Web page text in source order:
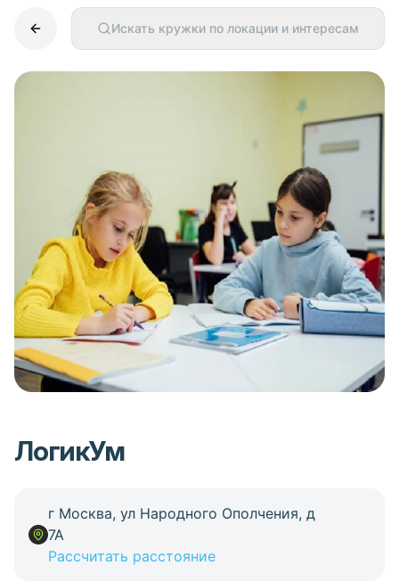
Искать кружки по локации и интересам
ЛогикУм
г Москва, ул Народного Ополчения, д
7А
Рассчитать расстояние